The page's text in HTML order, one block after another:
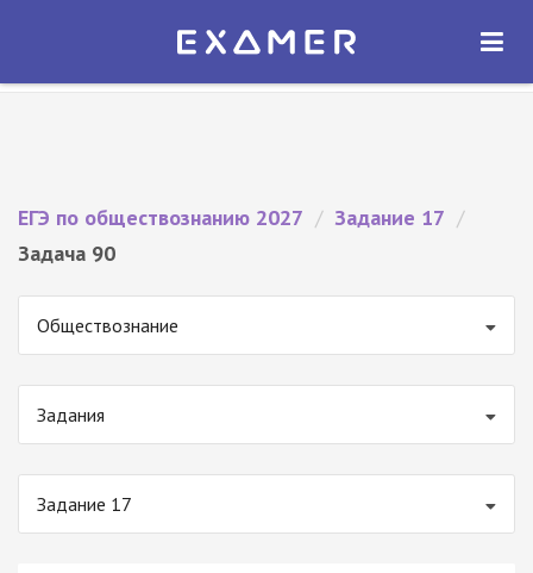
Экзамер — ЕГЭ 2027
ОТКРЫТЬ
ЕГЭ по обществознанию 2027 / Задание 17 /
Задача 90
Обществознание
Задания
Задание 17